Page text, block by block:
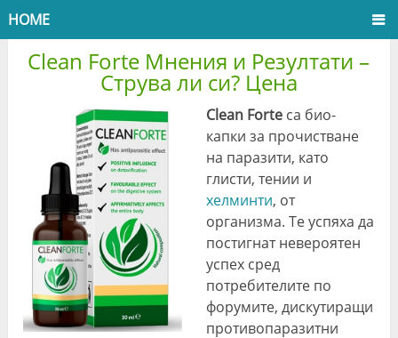
HOME
Clean Forte Мнения и Резултати –
Струва ли си? Цена
Clean Forte са био-
капки за прочистване
на паразити, като
глисти, тении и
хелминти, от
организма. Те успяха да
постигнат невероятен
успех сред
потребителите по
форумите, дискутиращи
противопаразитни